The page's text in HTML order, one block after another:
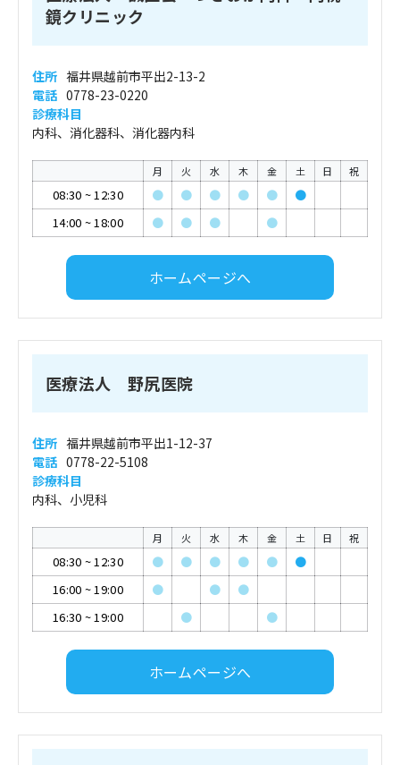
鏡クリニック
住所 福井県越前市平出2-13-2
電話 0778-23-0220
診療科目
内科、消化器科、消化器内科
月 火 水 木 金 土 日 祝
08:30 ~12:30 ● ● ● ● ●
●
14:00 ~18:00 ● ● ● ●
ホームページへ
医療法人 野尻医院
住所 福井県越前市平出1-12-37
電話 0778-22-5108
診療科目
内科、小児科
月 火 水 木 金 土 日 祝
08:30 ~12:30 ● ● ● ● ●
●
16:00 ~19:00 ● ●
●
16:30 ~19:00 ● ●
ホームページへ